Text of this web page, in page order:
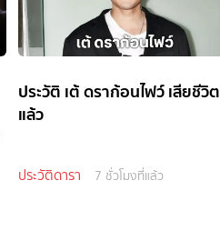
ประวัติ เต้ ดราก้อนไฟว์ เสียชีวิต
แล้ว
ประวัติดารา 7 ชั่วโมงที่แล้ว